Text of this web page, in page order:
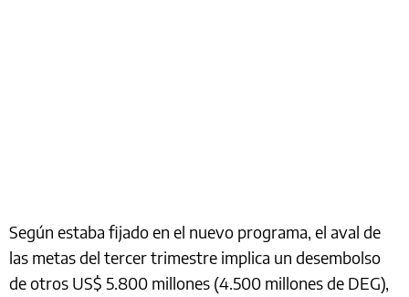
Según estaba fijado en el nuevo programa, el aval de
las metas del tercer trimestre implica un desembolso
de otros US$ 5.800 millones (4.500 millones de DEG),